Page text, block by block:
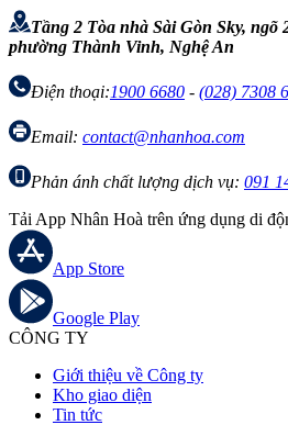
Tầng 2 Tòa nhà Sài Gòn Sky, ngõ
phường Thành Vinh, Nghệ An
Điện thoại:1900 6680 - (028) 7308
Email: contact@nhanhoa.com
Phản ánh chất lượng dịch vụ: 091
Tải App Nhân Hoà trên ứng dụng di
App Store
Google Play
CÔNG TY
Giới thiệu về Công ty
Kho giao diện
Tin tức